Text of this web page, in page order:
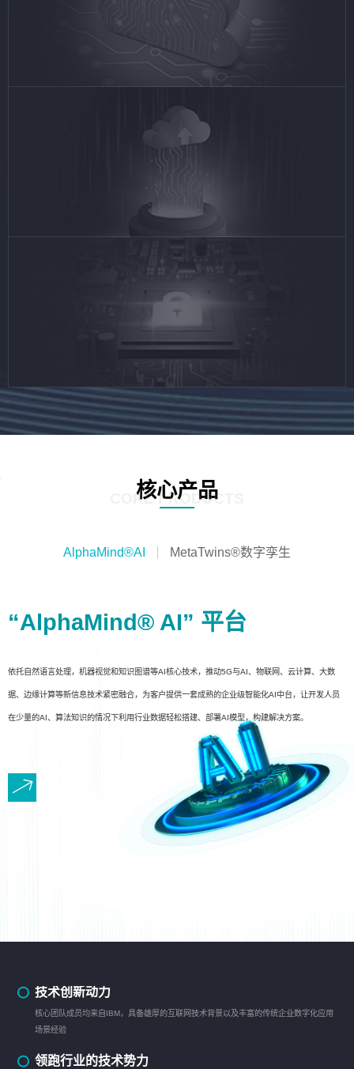
核心产品
CORE PRODUCTS
AlphaMind®AI MetaTwins®数字孪生
“AlphaMind® AI” 平台
依托自然语言处理，机器视觉和知识图谱等AI核心技术，推动5G与AI、物联网、云计算、大数
据、边缘计算等新信息技术紧密融合，为客户提供一套成熟的企业级智能化AI中台，让开发人员
在少量的AI、算法知识的情况下利用行业数据轻松搭建、部署AI模型，构建解决方案。
技术创新动力
核心团队成员均来自IBM，具备雄厚的互联网技术背景以及丰富的传统企业数字化应用
场景经验
领跑行业的技术势力